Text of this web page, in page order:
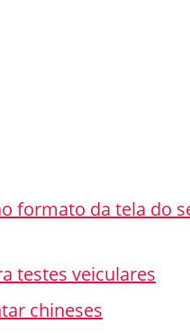
formato da tela do
testes veiculares
chineses